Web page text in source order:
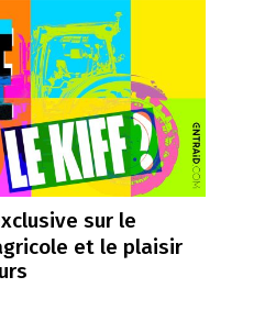
sur le
et le plaisir